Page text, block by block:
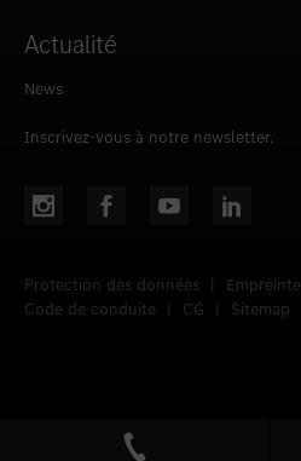
Actualité
News
Inscrivez-vous à notre newsletter.
Protection des données | Empreinte
Code de conduite | CG | Sitemap